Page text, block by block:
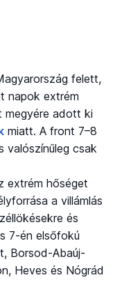
felett,
napok extrém
megyére adott ki
miatt. A front 7–8
valószínűleg csak
extrém hőséget
a villámlás
és
7-én elsőfokú
Borsod-Abaúj-
Heves és Nógrád